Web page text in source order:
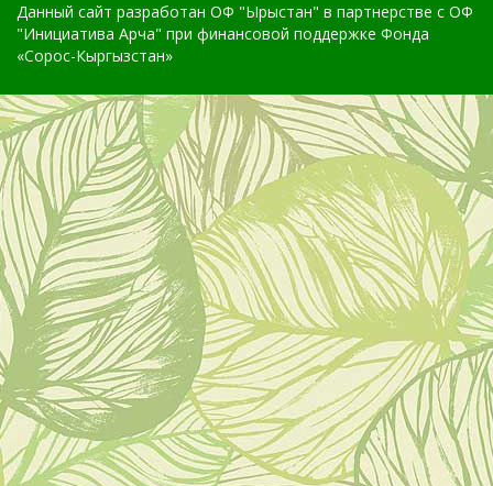
Данный сайт разработан ОФ "Ырыстан" в партнерстве с ОФ
"Инициатива Арча" при финансовой поддержке Фонда
«Сорос-Кыргызстан»